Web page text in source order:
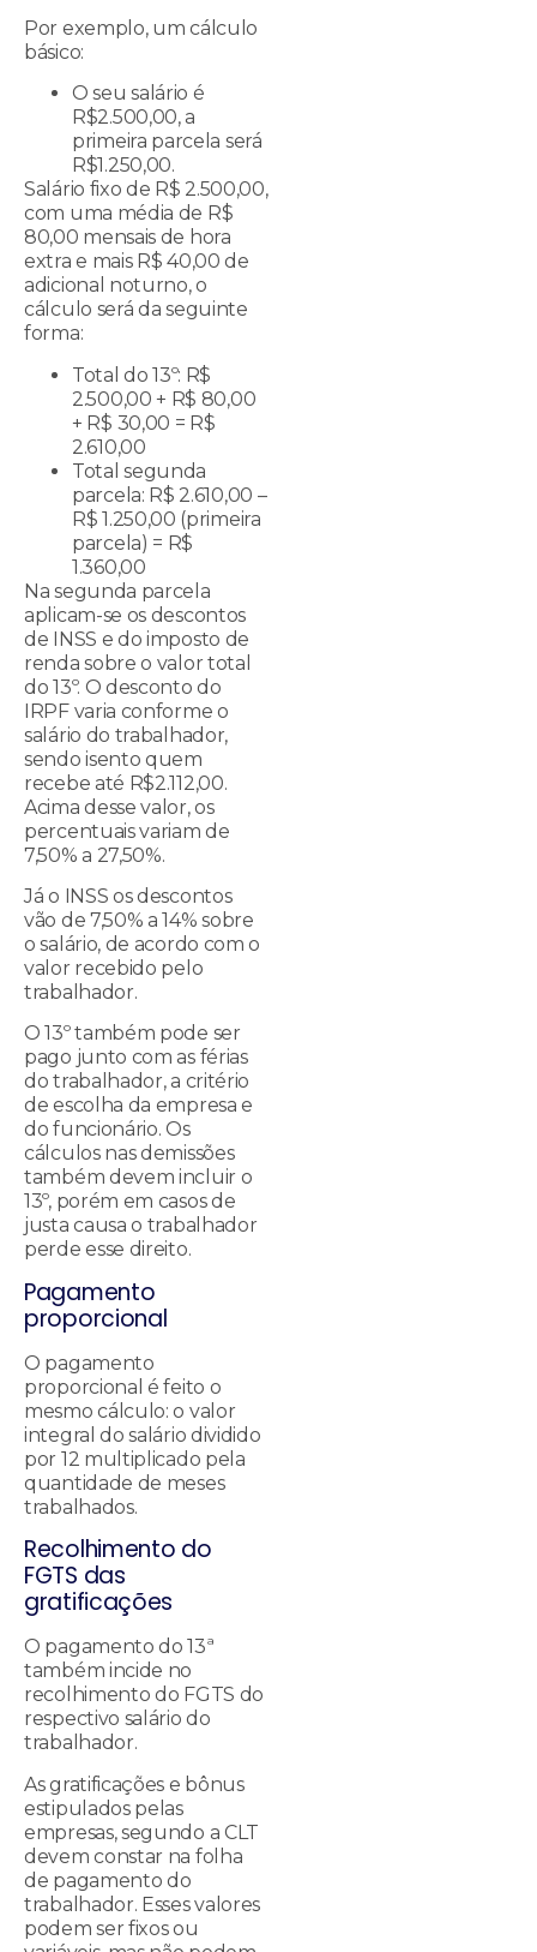
Por exemplo, um cálculo
básico:
O seu salário é
R$2.500,00, a
primeira parcela será
R$1.250,00.
Salário fixo de R$ 2.500,00,
com uma média de R$
80,00 mensais de hora
extra e mais R$ 40,00 de
adicional noturno, o
cálculo será da seguinte
forma:
Total do 13º: R$
2.500,00 + R$ 80,00
+ R$ 30,00 = R$
2.610,00
Total segunda
parcela: R$ 2.610,00 –
R$ 1.250,00 (primeira
parcela) = R$
1.360,00
Na segunda parcela
aplicam-se os descontos
de INSS e do imposto de
renda sobre o valor total
do 13º. O desconto do
IRPF varia conforme o
salário do trabalhador,
sendo isento quem
recebe até R$2.112,00.
Acima desse valor, os
percentuais variam de
7,50% a 27,50%.
Já o INSS os descontos
vão de 7,50% a 14% sobre
o salário, de acordo com o
valor recebido pelo
trabalhador.
O 13º também pode ser
pago junto com as férias
do trabalhador, a critério
de escolha da empresa e
do funcionário. Os
cálculos nas demissões
também devem incluir o
13º, porém em casos de
justa causa o trabalhador
perde esse direito.
Pagamento
proporcional
O pagamento
proporcional é feito o
mesmo cálculo: o valor
integral do salário dividido
por 12 multiplicado pela
quantidade de meses
trabalhados.
Recolhimento do
FGTS das
gratificações
O pagamento do 13ª
também incide no
recolhimento do FGTS do
respectivo salário do
trabalhador.
As gratificações e bônus
estipulados pelas
empresas, segundo a CLT
devem constar na folha
de pagamento do
trabalhador. Esses valores
podem ser fixos ou